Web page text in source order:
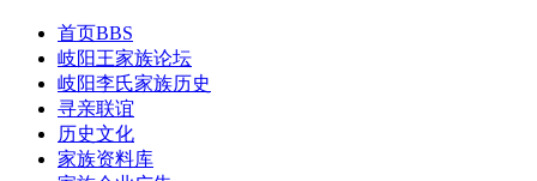
首页BBS
岐阳王家族论坛
岐阳李氏家族历史
寻亲联谊
历史文化
家族资料库